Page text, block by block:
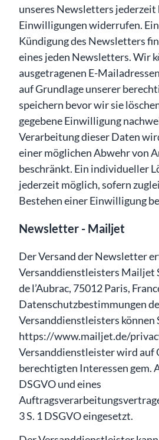
unseres Newsletters jederzeit
Einwilligungen widerrufen.
Kündigung des Newsletters
eines jeden Newsletters. Wir
ausgetragenen E-
auf Grundlage unserer
speichern bevor wir sie
gegebene Einwilligung
Verarbeitung dieser Daten
einer möglichen Abwehr von
beschränkt. Ein individueller
jederzeit möglich, sofern
Bestehen einer Einwilligung
Newsletter - Mailjet
Der Versand der Newsletter
Versanddienstleisters Mailjet
de l’Aubrac, 75012 Paris,
Datenschutzbestimmungen
Versanddienstleisters können
https://www.mailjet.de/
Versanddienstleister wird auf
berechtigten Interessen gem.
DSGVO und eines
3 S. 1 DSGVO eingesetzt.